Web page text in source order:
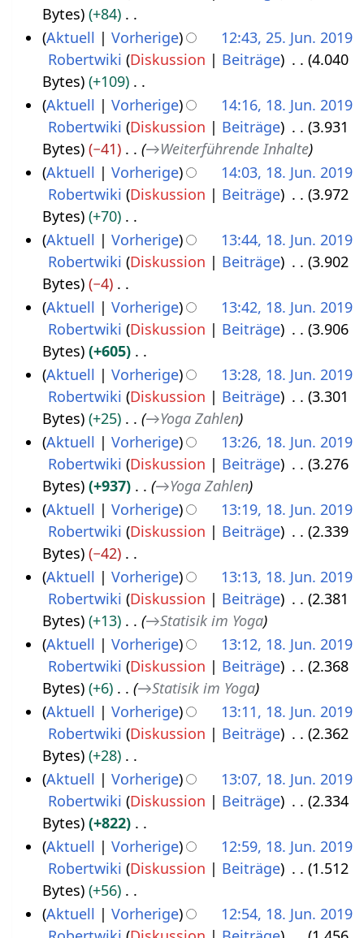
n
g
n
s
u
s
a
m
m
n
f
a
s
s
u
n
g
r
b
e
i
t
u
n
s
u
s
a
m
m
n
f
a
s
s
u
n
g
B
e
a
r
b
e
i
t
u
n
s
u
s
a
m
m
n
f
a
s
s
u
n
g
i
n
B
e
a
r
b
e
i
t
u
n
s
u
s
a
m
m
n
f
a
s
s
u
n
g
Bytes
+84
K
i
n
B
e
a
r
b
e
i
t
u
n
s
u
s
a
m
m
n
f
a
s
s
u
n
g
Aktuell Vorherige
12:43, 25. Jun. 2019
Robertwiki Diskussion Beiträge
4.040
Bytes
+109
K
i
n
B
e
a
r
b
e
i
t
u
n
s
u
s
a
m
m
n
f
a
s
s
u
n
g
n
0
Aktuell Vorherige
14:16, 18. Jun. 2019
Robertwiki Diskussion Beiträge
3.931
Bytes
−41 →Weiterführende Inhalte
Aktuell
Vorherige
14:03, 18. Jun. 2019
Robertwiki Diskussion Beiträge
3.972
Bytes
+70
K
i
n
B
e
a
r
b
e
i
t
u
n
s
u
s
a
m
m
n
f
a
s
s
u
n
g
Aktuell Vorherige
13:44, 18. Jun. 2019
Robertwiki Diskussion Beiträge
3.902
Bytes
−4
K
i
n
B
e
a
r
b
e
i
t
u
n
s
u
s
a
m
m
n
f
a
s
s
Aktuell Vorherige
13:42, 18. Jun. 2019
Robertwiki Diskussion Beiträge
3.906
Bytes
+605
K
i
n
B
e
a
r
b
e
i
t
u
n
s
u
s
a
m
m
n
f
Aktuell Vorherige
13:28, 18. Jun. 2019
Robertwiki Diskussion Beiträge
3.301
Bytes
+25 →Yoga Zahlen
Aktuell
Vorherige
13:26, 18. Jun. 2019
Robertwiki Diskussion Beiträge
3.276
Bytes
+937 →Yoga Zahlen
Aktuell
Vorherige
13:19, 18. Jun. 2019
Robertwiki Diskussion Beiträge
2.339
Bytes
−42
K
i
n
B
e
a
r
b
e
i
t
u
n
s
Aktuell Vorherige
13:13, 18. Jun. 2019
Robertwiki Diskussion Beiträge
2.381
Bytes
+13 →Statisik im Yoga
Aktuell
Vorherige
13:12, 18. Jun. 2019
Robertwiki Diskussion Beiträge
2.368
Bytes
+6 →Statisik im Yoga
Aktuell
Vorherige
13:11, 18. Jun. 2019
Robertwiki Diskussion Beiträge
2.362
Bytes
+28
K
i
n
B
e
a
Aktuell Vorherige
13:07, 18. Jun. 2019
Robertwiki Diskussion Beiträge
2.334
Bytes
+822
K
i
n
Aktuell Vorherige
12:59, 18. Jun. 2019
Robertwiki Diskussion Beiträge
1.512
Bytes
+56
KAktuell Vorherige
12:54, 18. Jun. 2019